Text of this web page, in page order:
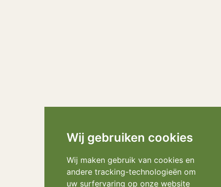
Wij gebruiken cookies
Wij maken gebruik van cookies en
andere tracking-technologieën om
uw surfervaring op onze website